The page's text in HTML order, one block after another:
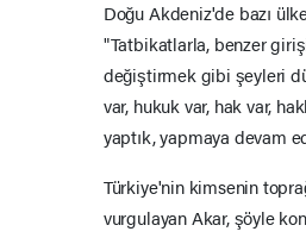
Doğu Akdeniz'de bazı
"Tatbikatlarla, benzer
değiştirmek gibi şeyleri
var, hukuk var, hak var,
yaptık, yapmaya devam
Türkiye'nin kimsenin
vurgulayan Akar, şöyle